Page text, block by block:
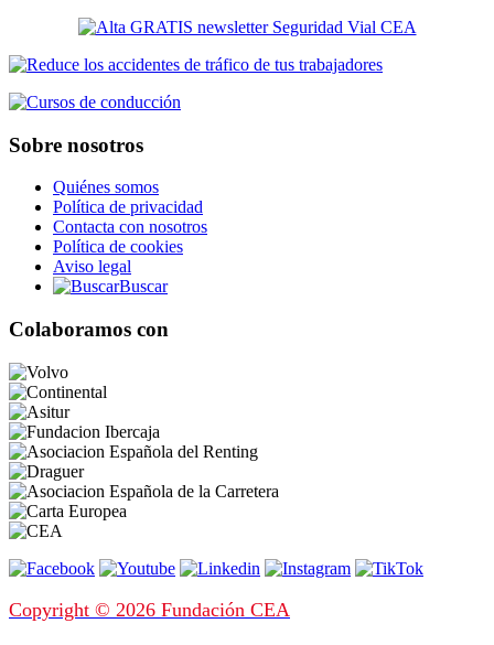
Sobre nosotros
Quiénes somos
Política de privacidad
Contacta con nosotros
Política de cookies
Aviso legal
Buscar
Colaboramos con
Copyright © 2026 Fundación CEA